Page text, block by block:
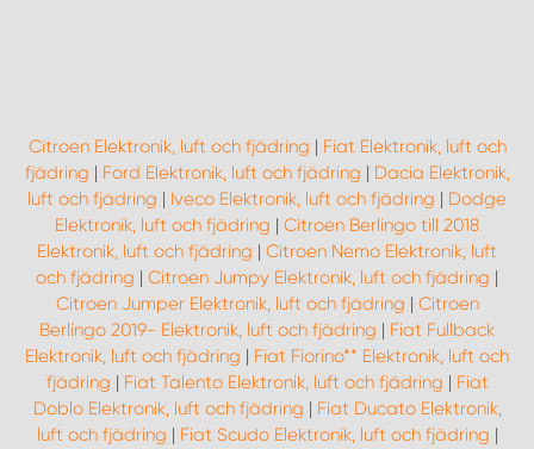
Citroen Elektronik, luft och fjädring | Fiat Elektronik, luft och
fjädring | Ford Elektronik, luft och fjädring | Dacia Elektronik,
luft och fjädring | Iveco Elektronik, luft och fjädring | Dodge
Elektronik, luft och fjädring | Citroen Berlingo till 2018
Elektronik, luft och fjädring | Citroen Nemo Elektronik, luft
och fjädring | Citroen Jumpy Elektronik, luft och fjädring |
Citroen Jumper Elektronik, luft och fjädring | Citroen
Berlingo 2019- Elektronik, luft och fjädring | Fiat Fullback
Elektronik, luft och fjädring | Fiat Fiorino** Elektronik, luft och
fjädring | Fiat Talento Elektronik, luft och fjädring | Fiat
Doblo Elektronik, luft och fjädring | Fiat Ducato Elektronik,
luft och fjädring | Fiat Scudo Elektronik, luft och fjädring |